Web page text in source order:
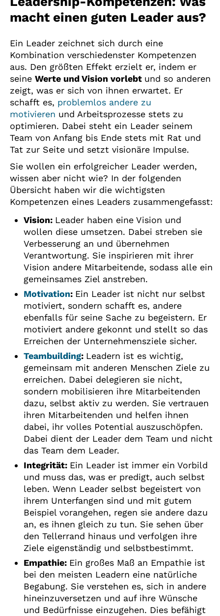
macht einen guten Leader aus?
Ein Leader zeichnet sich durch eine
Kombination verschiedenster Kompetenzen
aus. Den größten Effekt erzielt er, indem er
seine Werte und Vision vorlebt und so anderen
zeigt, was er sich von ihnen erwartet. Er
schafft es, problemlos andere zu
motivieren und Arbeitsprozesse stets zu
optimieren. Dabei steht ein Leader seinem
Team von Anfang bis Ende stets mit Rat und
Tat zur Seite und setzt visionäre Impulse.
Sie wollen ein erfolgreicher Leader werden,
wissen aber nicht wie? In der folgenden
Übersicht haben wir die wichtigsten
Kompetenzen eines Leaders zusammengefasst:
Vision: Leader haben eine Vision und
wollen diese umsetzen. Dabei streben sie
Verbesserung an und übernehmen
Verantwortung. Sie inspirieren mit ihrer
Vision andere Mitarbeitende, sodass alle ein
gemeinsames Ziel anstreben.
Motivation: Ein Leader ist nicht nur selbst
motiviert, sondern schafft es, andere
ebenfalls für seine Sache zu begeistern. Er
motiviert andere gekonnt und stellt so das
Erreichen der Unternehmensziele sicher.
Teambuilding: Leadern ist es wichtig,
gemeinsam mit anderen Menschen Ziele zu
erreichen. Dabei delegieren sie nicht,
sondern mobilisieren ihre Mitarbeitenden
dazu, selbst aktiv zu werden. Sie vertrauen
ihren Mitarbeitenden und helfen ihnen
dabei, ihr volles Potential auszuschöpfen.
Dabei dient der Leader dem Team und nicht
das Team dem Leader.
Integrität: Ein Leader ist immer ein Vorbild
und muss das, was er predigt, auch selbst
leben. Wenn Leader selbst begeistert von
ihrem Unterfangen sind und mit gutem
Beispiel vorangehen, regen sie andere dazu
an, es ihnen gleich zu tun. Sie sehen über
den Tellerrand hinaus und verfolgen ihre
Ziele eigenständig und selbstbestimmt.
Empathie: Ein großes Maß an Empathie ist
bei den meisten Leadern eine natürliche
Begabung. Sie verstehen es, sich in andere
hineinzuversetzen und auf ihre Wünsche
und Bedürfnisse einzugehen. Dies befähigt